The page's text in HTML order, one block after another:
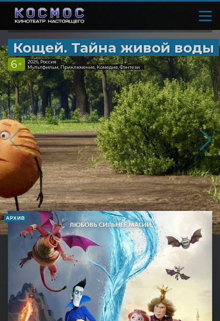
Кощей. Тайна живой воды
6 +
2026, Россия
Мультфильм, Приключения, Комедия, Фэнтези
АРХИВ